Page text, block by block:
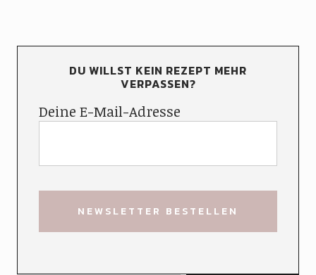
DU WILLST KEIN REZEPT MEHR
VERPASSEN?
Deine E-Mail-Adresse